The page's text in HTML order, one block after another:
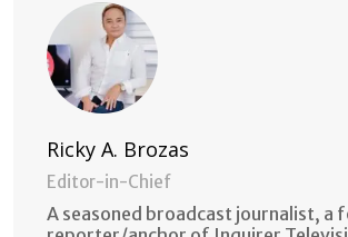
Ricky A. Brozas
Editor-in-Chief
A seasoned broadcast journalist, a